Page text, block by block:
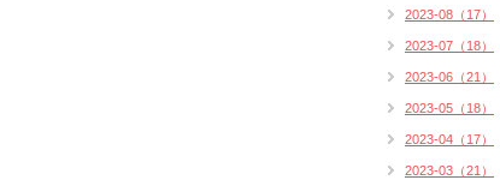
2023-08（17）
2023-07（18）
2023-06（21）
2023-05（18）
2023-04（17）
2023-03（21）